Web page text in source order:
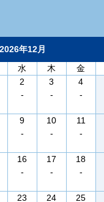
2026年12月
水 木 金
2
-
3
-
4
-
9
-
10
-
11
-
16
-
17
-
18
-
23
24
25